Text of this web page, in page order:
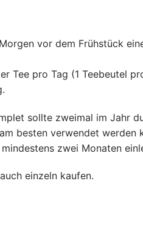
vor dem Frühstück
Tee pro Tag (1 Teebeutel
sollte zweimal im Jahr
besten verwendet
zwei Monaten
auch einzeln kaufen.